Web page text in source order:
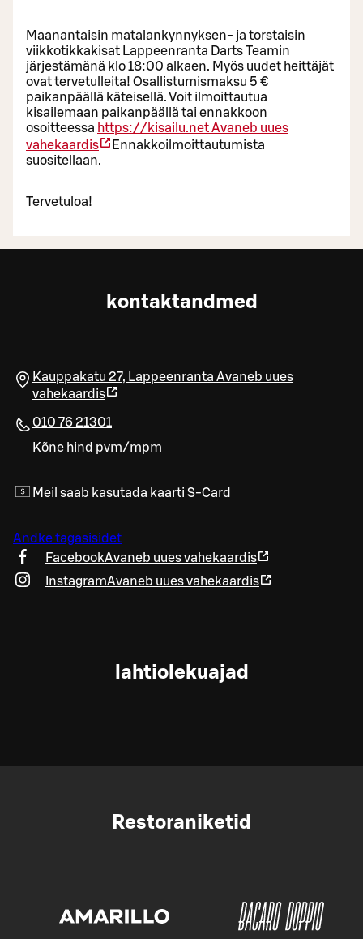
Maanantaisin matalankynnyksen- ja torstaisin
viikkotikkakisat Lappeenranta Darts Teamin
järjestämänä klo 18:00 alkaen. Myös uudet heittäjät
ovat tervetulleita! Osallistumismaksu 5 €
paikanpäällä käteisellä. Voit ilmoittautua
kisailemaan paikanpäällä tai ennakkoon
osoitteessa https://kisailu.netAvaneb uues
vahekaardis
Ennakkoilmoittautumista
suositellaan.
Tervetuloa!
kontaktandmed
Kauppakatu 27, Lappeenranta Avaneb uues
vahekaardis
010 76 21301
Kõne hind pvm/mpm
Meil saab kasutada kaarti S-Card
Andke tagasisidet
FacebookAvaneb uues vahekaardis
InstagramAvaneb uues vahekaardis
lahtiolekuajad
Restoraniketid